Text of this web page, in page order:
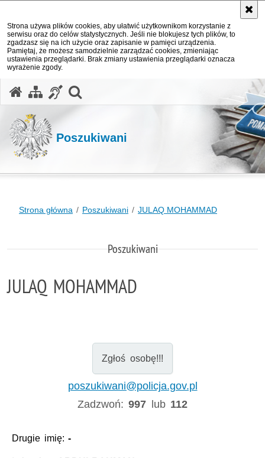
Strona używa plików cookies, aby ułatwić użytkownikom korzystanie z
serwisu oraz do celów statystycznych. Jeśli nie blokujesz tych plików, to
zgadzasz się na ich użycie oraz zapisanie w pamięci urządzenia.
Pamiętaj, że możesz samodzielnie zarządzać cookies, zmieniając
ustawienia przeglądarki. Brak zmiany ustawienia przeglądarki oznacza
wyrażenie zgody.
Poszukiwani
Strona główna Poszukiwani JULAQ MOHAMMAD
Poszukiwani
JULAQ MOHAMMAD
Zgłoś osobę!!!
poszukiwani@policja.gov.pl
Zadzwoń:997 lub 112
Drugie imię:-